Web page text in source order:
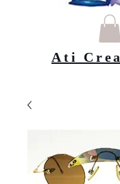
Ati Crea